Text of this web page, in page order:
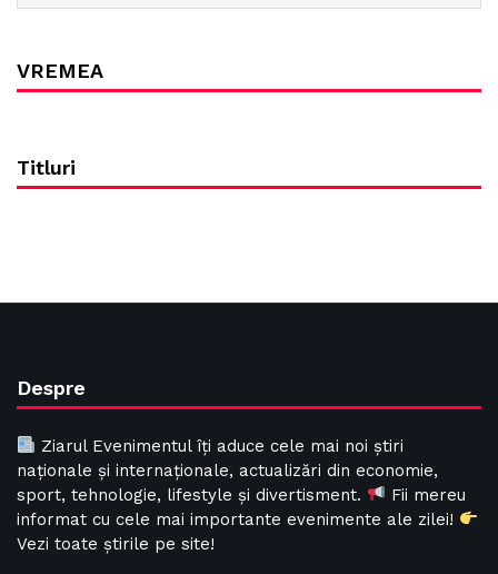
VREMEA
Titluri
Despre
Ziarul Evenimentul îți aduce cele mai noi știri
naționale și internaționale, actualizări din economie,
sport, tehnologie, lifestyle și divertisment.
Fii mereu
informat cu cele mai importante evenimente ale zilei!
Vezi toate știrile pe site!